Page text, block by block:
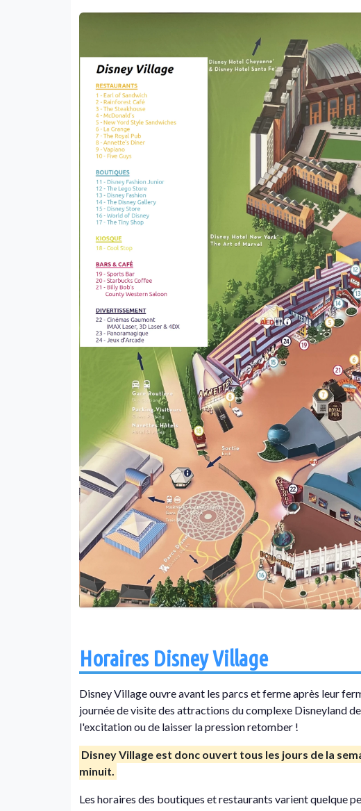
Horaires Disney Village
Disney Village ouvre avant les parcs et ferme après leur
journée de visite des attractions du complexe Disneyland
l'excitation ou de laisser la pression retomber !
Disney Village est donc ouvert tous les jours de la
minuit.
Les horaires des boutiques et restaurants varient quelque